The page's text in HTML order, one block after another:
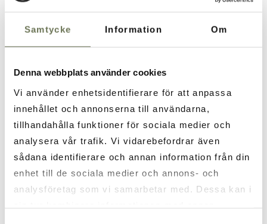
Samtycke Information Om
Denna webbplats använder cookies
Vi använder enhetsidentifierare för att anpassa
innehållet och annonserna till användarna,
tillhandahålla funktioner för sociala medier och
analysera vår trafik. Vi vidarebefordrar även
sådana identifierare och annan information från din
enhet till de sociala medier och annons- och
analysföretag som vi samarbetar med. Dessa kan i
EVENING MENU
PREMIERE SOUP BUFFET